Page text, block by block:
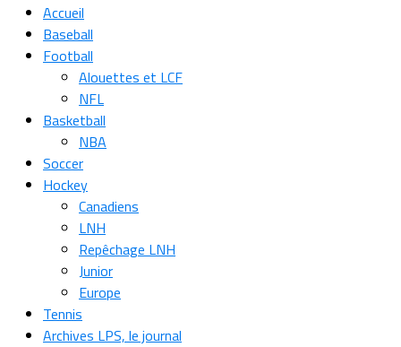
Accueil
Baseball
Football
Alouettes et LCF
NFL
Basketball
NBA
Soccer
Hockey
Canadiens
LNH
Repêchage LNH
Junior
Europe
Tennis
Archives LPS, le journal